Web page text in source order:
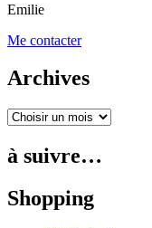
Emilie
Me contacter
Archives
à suivre…
Shopping